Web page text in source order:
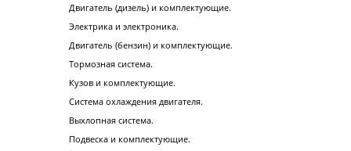
Двигатель (дизель) и комплектующие.
Электрика и электроника.
Двигатель (бензин) и комплектующие.
Тормозная система.
Кузов и комплектующие.
Система охлаждения двигателя.
Выхлопная система.
Подвеска и комплектующие.